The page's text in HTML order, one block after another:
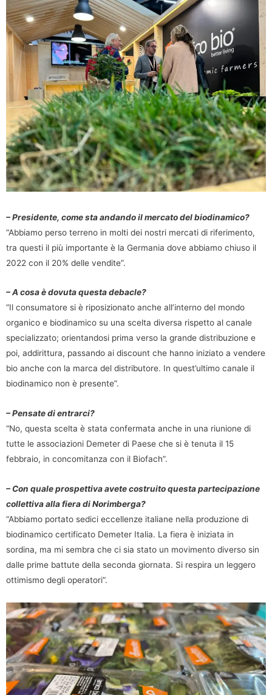
– Presidente, come sta andando il mercato del biodinamico?
“Abbiamo perso terreno in molti dei nostri mercati di riferimento,
tra questi il più importante è la Germania dove abbiamo chiuso il
2022 con il 20% delle vendite”.
– A cosa è dovuta questa debacle?
“Il consumatore si è riposizionato anche all’interno del mondo
organico e biodinamico su una scelta diversa rispetto al canale
specializzato; orientandosi prima verso la grande distribuzione e
poi, addirittura, passando ai discount che hanno iniziato a vendere
bio anche con la marca del distributore. In quest’ultimo canale il
biodinamico non è presente”.
– Pensate di entrarci?
“No, questa scelta è stata confermata anche in una riunione di
tutte le associazioni Demeter di Paese che si è tenuta il 15
febbraio, in concomitanza con il Biofach”.
– Con quale prospettiva avete costruito questa partecipazione
collettiva alla fiera di Norimberga?
“Abbiamo portato sedici eccellenze italiane nella produzione di
biodinamico certificato Demeter Italia. La fiera è iniziata in
sordina, ma mi sembra che ci sia stato un movimento diverso sin
dalle prime battute della seconda giornata. Si respira un leggero
ottimismo degli operatori”.